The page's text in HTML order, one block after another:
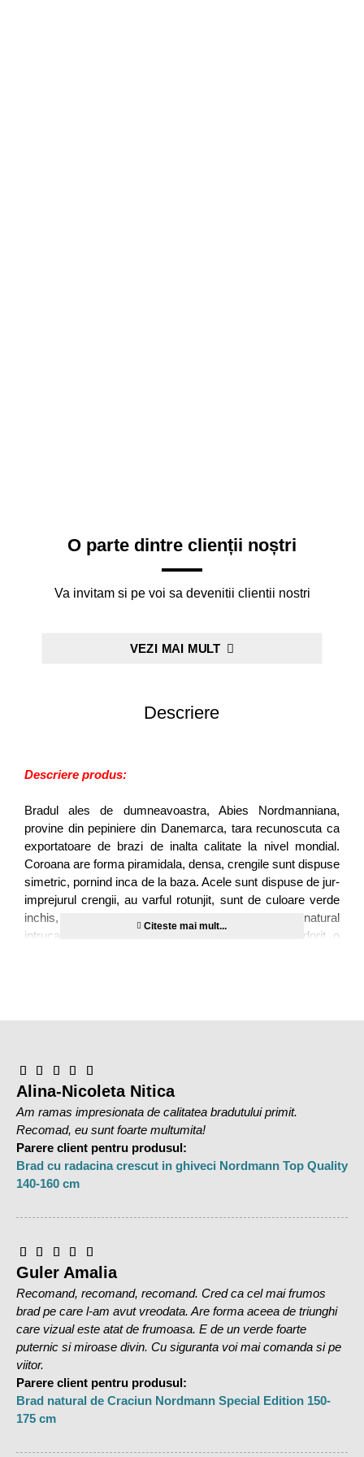
Descriere
Descriere produs:
Bradul ales de dumneavoastra, Abies Nordmanniana,
provine din pepiniere din Danemarca, tara recunoscuta ca
exportatoare de brazi de inalta calitate la nivel mondial.
Coroana are forma piramidala, densa, crengile sunt dispuse
simetric, pornind inca de la baza. Acele sunt dispuse de jur-
imprejurul crengii, au varful rotunjit, sunt de culoare verde
inchis, aspect lucios. Are un aspect bogat si cat mai natural
intrucat s-a evitat excesul de orice fel, nu s-a dorit o
calitate
Calitate: extra, original nordmann, abies nordmanniana
Sfaturi utile pentru intretinerea bradului
Se va pulveriza zilnic apa pe coroana bradului
Nu se va amplasa langa surse de caldura
Se va aerisi camera o data pe zi
Diferenta fata de STANDARD SI PREMIUM este data de
numarul mai mare de crengi si simetria lor aproape
perfecta. Este un brad foarte bogat in crengi, etajat simetric,
nu sunt spatii goale intre crengi. Este un brad aproape
perfect care a necesitat o atentie si ingrijire deosebita in
timpul cresterii. Brazii din aceasta categorie de calitate sunt
foarte rari, intr-o plantatie doar un procent de 5% ajung sa
fieTOP-QUALITY, de aceea este si diferenta de pret foarte
mare fata de calitatea Premium si Standard. Referitor la
O parte dintre clienții noștri
Va invitam si pe voi sa devenitii clientii nostri
VEZI MAI MULT
Alina-Nicoleta Nitica
Am ramas impresionata de calitatea bradutului primit.
Recomad, eu sunt foarte multumita!
Parere client pentru produsul:
Brad cu radacina crescut in ghiveci Nordmann Top Quality
140-160 cm
Guler Amalia
Recomand, recomand, recomand. Cred ca cel mai frumos
brad pe care l-am avut vreodata. Are forma aceea de triunghi
care vizual este atat de frumoasa. E de un verde foarte
puternic si miroase divin. Cu siguranta voi mai comanda si pe
viitor.
Parere client pentru produsul:
Brad natural de Craciun Nordmann Special Edition 150-
175 cm